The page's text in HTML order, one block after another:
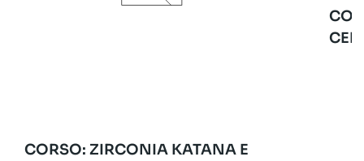
CORSO: ZIRCONIA KATANA E